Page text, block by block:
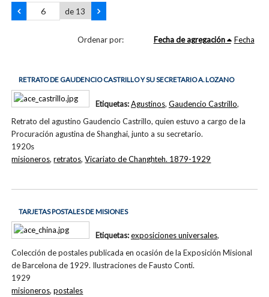
de 13
Ordenar por: Fecha de agregación Fecha
RETRATO DE GAUDENCIO CASTRILLO Y SU SECRETARIO A. LOZANO
Retrato del agustino Gaudencio Castrillo, quien estuvo a cargo de la
Procuración agustina de Shanghai, junto a su secretario.
1920s
Etiquetas:Agustinos, Gaudencio Castrillo,
misioneros,retratos,Vicariato de Changhteh. 1879-1929
TARJETAS POSTALES DE MISIONES
Colección de postales publicada en ocasión de la Exposición Misional
de Barcelona de 1929. Ilustraciones de Fausto Conti.
1929
Etiquetas:exposiciones universales,
misioneros,postales